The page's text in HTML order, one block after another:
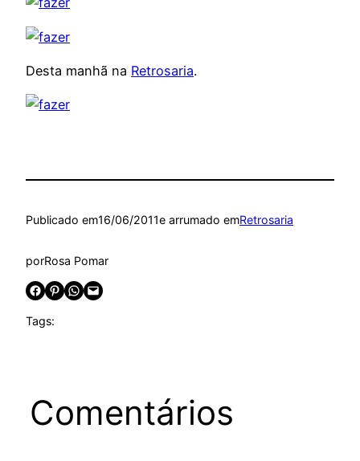
Desta manhã na Retrosaria.
Publicado em16/06/2011e arrumado emRetrosaria
porRosa Pomar
Share on Facebook Share on Pinterest Share on WhatsApp Email this Page
Tags:
Comentários